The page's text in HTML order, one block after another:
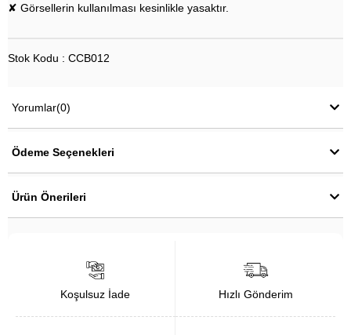
✘ Görsellerin kullanılması kesinlikle yasaktır.
Stok Kodu : CCB012
Yorumlar(0)
Ödeme Seçenekleri
Ürün Önerileri
Koşulsuz İade Hızlı Gönderim